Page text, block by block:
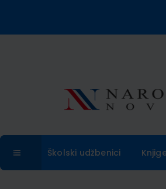
Školski udžbenici